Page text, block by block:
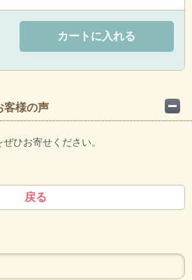
カートに入れる
客様の声
ひお寄せください。
戻る